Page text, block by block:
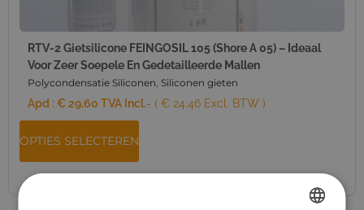
RTV-2 Gietsilicone FEINGOSIL 105 (Shore A 05) – Ideaal
Voor Zeer Soepele En Gedetailleerde Mallen
Polycondensatie Siliconen, Siliconen gieten
Apd :€ 29,60 TVA Incl.- ( € 24.46 Excl. BTW )
OPTIES SELECTEREN